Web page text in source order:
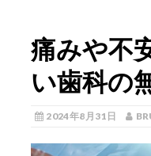
痛みや不
い歯科の
2024年8月31日